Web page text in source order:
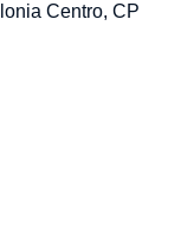
Centro, CP